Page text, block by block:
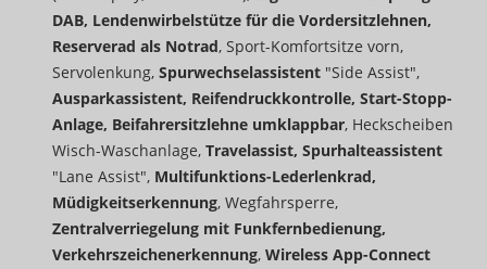
DAB, Lendenwirbelstütze für die Vordersitzlehnen,
Reserverad als Notrad, Sport-Komfortsitze vorn,
Servolenkung, Spurwechselassistent "Side Assist",
Ausparkassistent, Reifendruckkontrolle, Start-Stopp-
Anlage, Beifahrersitzlehne umklappbar, Heckscheiben
Wisch-Waschanlage, Travelassist, Spurhalteassistent
"Lane Assist", Multifunktions-Lederlenkrad,
Müdigkeitserkennung, Wegfahrsperre,
Zentralverriegelung mit Funkfernbedienung,
Verkehrszeichenerkennung, Wireless App-Connect